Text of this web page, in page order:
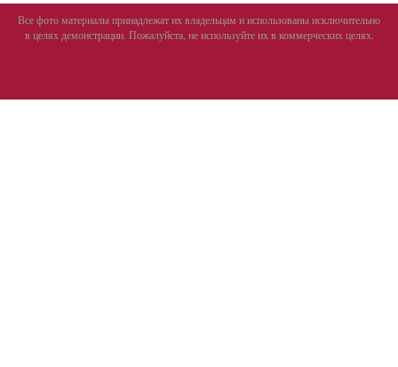
Все фото материалы принадлежат их владельцам и использованы исключительно
в целях демонстрации. Пожалуйста, не используйте их в коммерческих целях.